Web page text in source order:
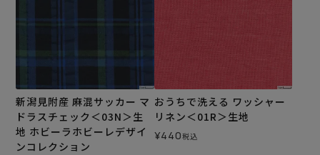
新潟見附産 麻混サッカー マ
ドラスチェック＜03N＞生
地 ホビーラホビーレデザイ
ンコレクション
おうちで洗える ワッシャー
リネン＜01R＞生地
¥440税込